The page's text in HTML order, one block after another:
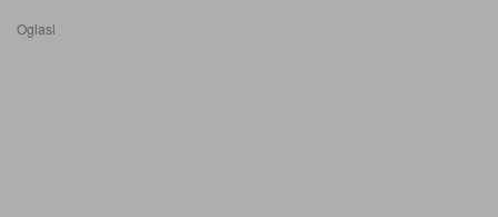
Oglasi